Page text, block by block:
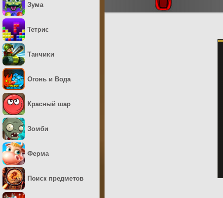
Зума
Тетрис
Танчики
Огонь и Вода
Красный шар
Зомби
Ферма
Поиск предметов